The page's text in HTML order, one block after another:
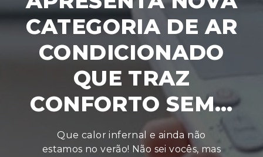
CATEGORIA DE AR
CONDICIONADO
QUE TRAZ
CONFORTO SEM…
Que calor infernal e ainda não
estamos no verão! Não sei vocês, mas